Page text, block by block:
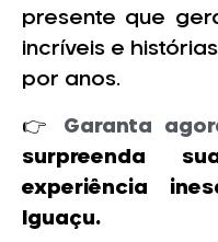
presente que
incríveis e
por anos.
👉 Garanta
surpreenda
experiência
Iguaçu.